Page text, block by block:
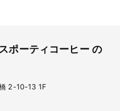
ポーティコーヒー の
2-10-13 1F